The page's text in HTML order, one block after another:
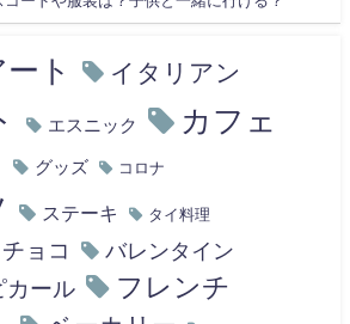
ート イタリアン
エスニック カフェ
グッズ コロナ
ステーキ タイ料理
チョコ バレンタイン
カール フレンチ